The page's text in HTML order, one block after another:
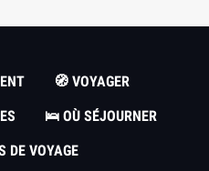
🧭 VOYAGER
🛌 OÙ SÉJOURNER
DE VOYAGE